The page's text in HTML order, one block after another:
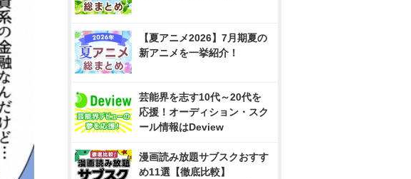
【夏アニメ2026】7月期夏の
新アニメを一挙紹介！
芸能界を志す10代～20代を
応援！オーディション・スク
ール情報はDeview
漫画読み放題サブスクおすす
め11選【徹底比較】